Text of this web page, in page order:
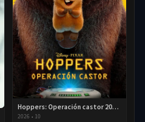
Hoppers: Operación castor 2026 HD 720p Latino
2026 • 10